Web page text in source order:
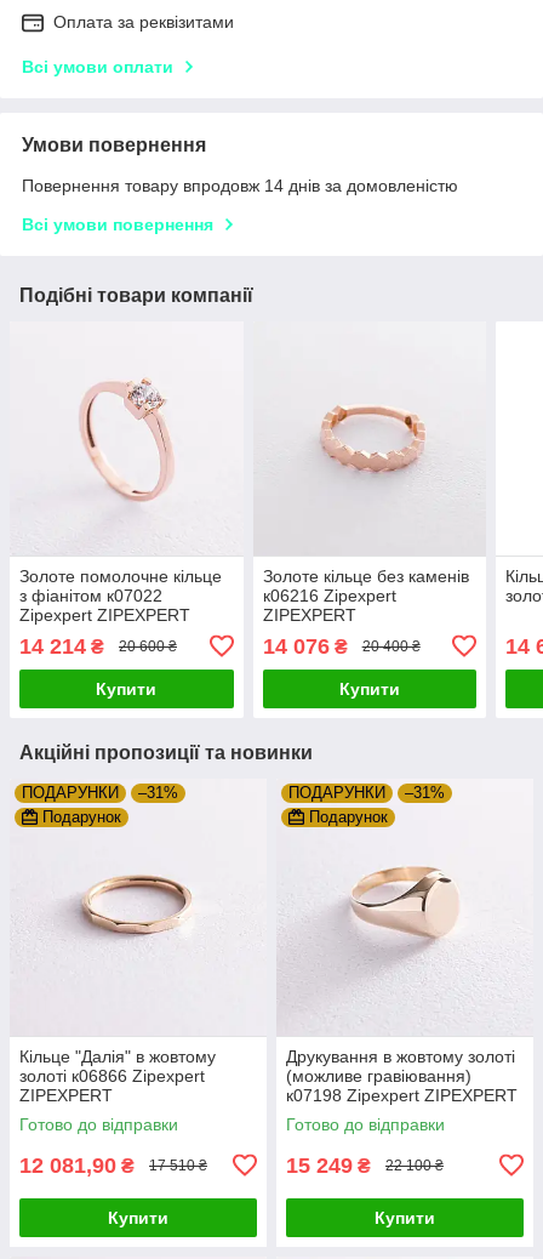
Оплата за реквізитами
Всі умови оплати
Умови повернення
Повернення товару впродовж 14 днів за домовленістю
Всі умови повернення
Подібні товари компанії
Золоте помолочне кільце
з фіанітом к07022
Zipexpert ZIPEXPERT
14 214 ₴ 20 600 ₴
Купити
Золоте кільце без каменів
к06216 Zipexpert
ZIPEXPERT
14 076₴ 20 400 ₴
Купити
14
Акційні пропозиції та новинки
ПОДАРУНКИ
–31%
Подарунок
Кільце "Далія" в жовтому
золоті к06866 Zipexpert
ZIPEXPERT
Готово до відправки
12 081,90 ₴ 17 510 ₴
Купити
ПОДАРУНКИ
–31%
Подарунок
Друкування в жовтому золоті
(можливе гравіювання)
к07198 Zipexpert ZIPEXPERT
Готово до відправки
15 249 ₴ 22 100 ₴
Купити